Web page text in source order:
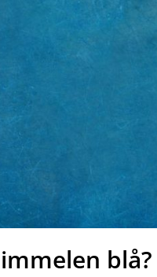
blå?